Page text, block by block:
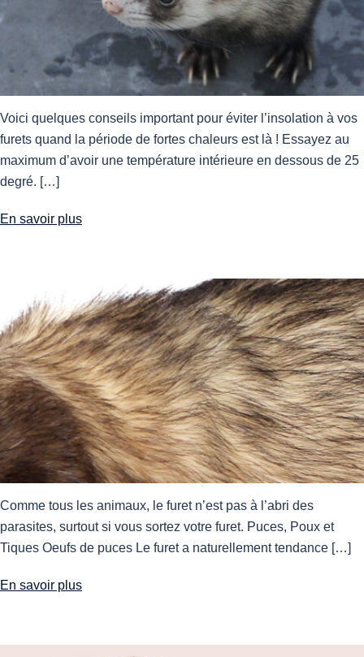
Voici quelques conseils important pour éviter l’insolation à vos
furets quand la période de fortes chaleurs est là ! Essayez au
maximum d’avoir une température intérieure en dessous de 25
degré. […]
En savoir plus
Comme tous les animaux, le furet n’est pas à l’abri des
parasites, surtout si vous sortez votre furet. Puces, Poux et
Tiques Oeufs de puces Le furet a naturellement tendance […]
En savoir plus